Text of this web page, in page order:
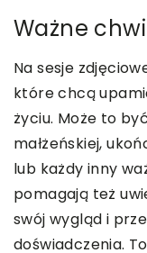
Ważne
Na sesje
które chcą
życiu. Może to
małżeńskiej,
lub każdy inny
pomagają też
swój wygląd i
doświadczenia.